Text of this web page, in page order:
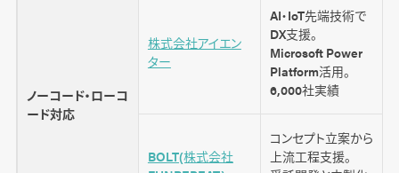
ノーコード・ローコ
ード対応
株式会社アイエン
ター
AI・IoT先端技術で
DX支援。
Microsoft Power
Platform活用。
6,000社実績
BOLT(株式会社
コンセプト立案から
上流工程支援。